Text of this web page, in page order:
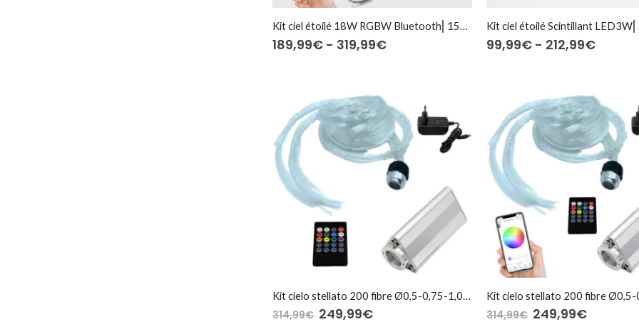
Kit ciel étoilé 18W RGBW Bluetooth⎜150 à 600 fibres optiques
189,99€ - 319,99€Fascia
a
319,99€
99,99€ - 212,99€Fascia
99,99€
a
314,99€ Il
prezzo
249,99€Il 314,99€ Il
prezzo
249,99€Il